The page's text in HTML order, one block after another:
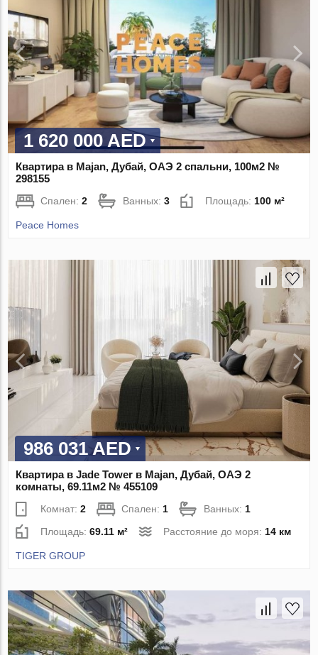
1 620 000 AED
Квартира в Majan, Дубай, ОАЭ 2 спальни, 100м2 №
298155
Спален:2 Ванных:3 Площадь:100 м²
Peace Homes
986 031 AED
Квартира в Jade Tower в Majan, Дубай, ОАЭ 2
комнаты, 69.11м2 № 455109
Комнат:2 Спален: 1 Ванных: 1
Площадь:69.11 м² Расстояние до моря: 14 км
TIGER GROUP